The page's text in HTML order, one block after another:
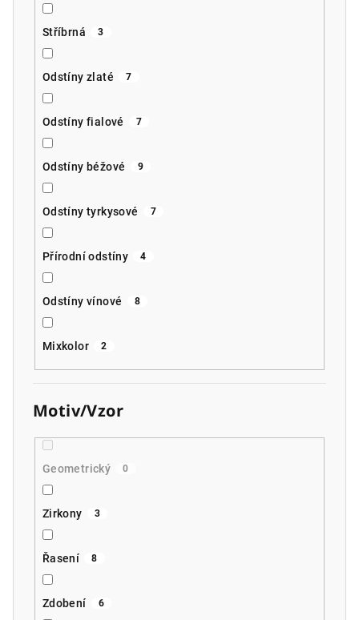
Stříbrná 3
Odstíny zlaté 7
Odstíny fialové 7
Odstíny béžové 9
Odstíny tyrkysové 7
Přírodní odstíny 4
Odstíny vínové 8
Mixkolor 2
Motiv/Vzor
Geometrický 0
Zirkony 3
Řasení 8
Zdobení 6